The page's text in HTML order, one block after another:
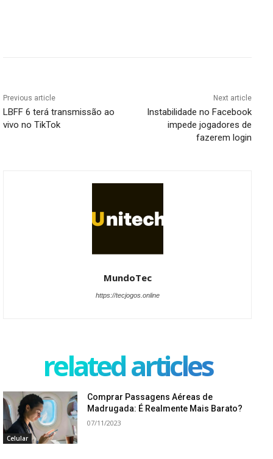
Previous article
LBFF 6 terá transmissão ao
vivo no TikTok
Next article
Instabilidade no Facebook
impede jogadores de
fazerem login
MundoTec
https://tecjogos.online
related articles
Celular
Comprar Passagens Aéreas de
Madrugada: É Realmente Mais Barato?
07/11/2023